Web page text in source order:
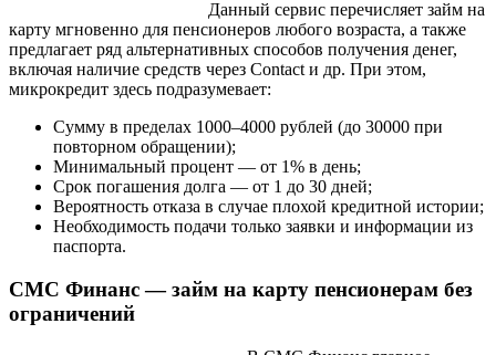
Данный сервис перечисляет займ на
карту мгновенно для пенсионеров любого возраста, а также
предлагает ряд альтернативных способов получения денег,
включая наличие средств через Contact и др. При этом,
микрокредит здесь подразумевает:
Сумму в пределах 1000–4000 рублей (до 30000 при
повторном обращении);
Минимальный процент — от 1% в день;
Срок погашения долга — от 1 до 30 дней;
Вероятность отказа в случае плохой кредитной истории;
Необходимость подачи только заявки и информации из
паспорта.
СМС Финанс — займ на карту пенсионерам без
ограничений